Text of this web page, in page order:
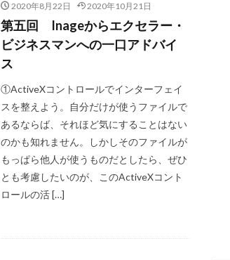
2020年8月22日 2020年10月21日
第五回 Inageからエクセラー・
ビジネスマンへの一口アドバイ
ス
①ActiveXコントロールでインターフェイ
スを整えよう。自分だけが使うファイルで
あるならば、それほど気にすることはない
のかも知れません。しかしそのファイルが
もっぱら他人が使うものだとしたら、ぜひ
とも考慮したいのが、このActiveXコント
ロールの活 […]